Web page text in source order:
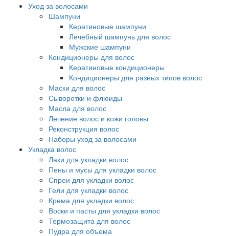
Уход за волосами
Шампуни
Кератиновые шампуни
Лечебный шампунь для волос
Мужские шампуни
Кондиционеры для волос
Кератиновые кондиционеры
Кондиционеры для разных типов волос
Маски для волос
Сыворотки и флюиды
Масла для волос
Лечение волос и кожи головы
Реконструкция волос
Наборы уход за волосами
Укладка волос
Лаки для укладки волос
Пены и мусы для укладки волос
Спреи для укладки волос
Гели для укладки волос
Крема для укладки волос
Воски и пасты для укладки волос
Термозащита для волос
Пудра для объема